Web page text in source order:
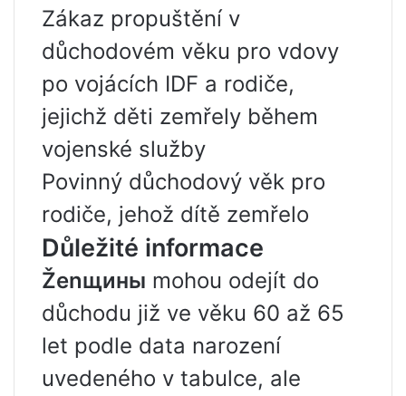
Zákaz propuštění v
důchodovém věku pro vdovy
po vojácích IDF a rodiče,
jejichž děti zemřely během
vojenské služby
Povinný důchodový věk pro
rodiče, jehož dítě zemřelo
Důležité informace
Ženщины mohou odejít do
důchodu již ve věku 60 až 65
let podle data narození
uvedeného v tabulce, ale